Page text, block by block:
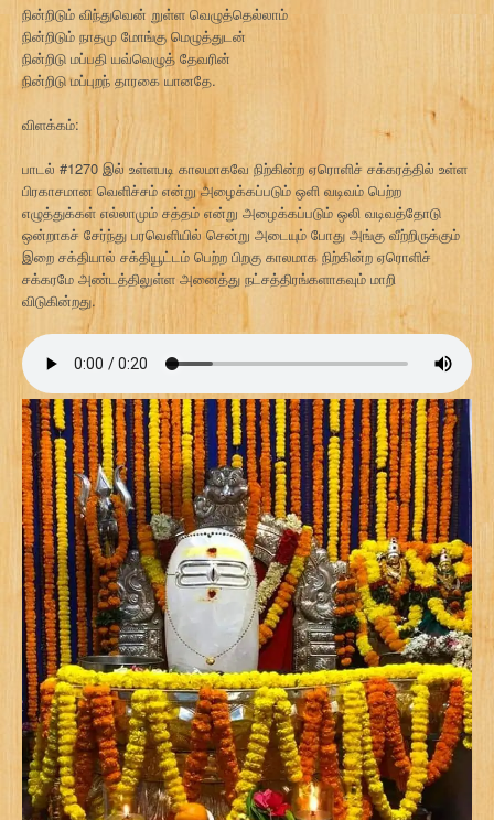
நின்றிடும் விந்துவென் றுள்ள வெழுத்தெல்லாம்
நின்றிடும் நாதமு மோங்கு மெழுத்துடன்
நின்றிடு மப்பதி யவ்வெழுத் தேவரின்
நின்றிடு மப்புறந் தாரகை யானதே.
விளக்கம்:
பாடல் #1270 இல் உள்ளபடி காலமாகவே நிற்கின்ற ஏரொளிச் சக்கரத்தில் உள்ள
பிரகாசமான வெளிச்சம் என்று அழைக்கப்படும் ஒளி வடிவம் பெற்ற
எழுத்துக்கள் எல்லாமும் சத்தம் என்று அழைக்கப்படும் ஒலி வடிவத்தோடு
ஒன்றாகச் சேர்ந்து பரவெளியில் சென்று அடையும் போது அங்கு வீற்றிருக்கும்
இறை சக்தியால் சக்தியூட்டம் பெற்ற பிறகு காலமாக நிற்கின்ற ஏரொளிச்
சக்கரமே அண்டத்திலுள்ள அனைத்து நட்சத்திரங்களாகவும் மாறி
விடுகின்றது.